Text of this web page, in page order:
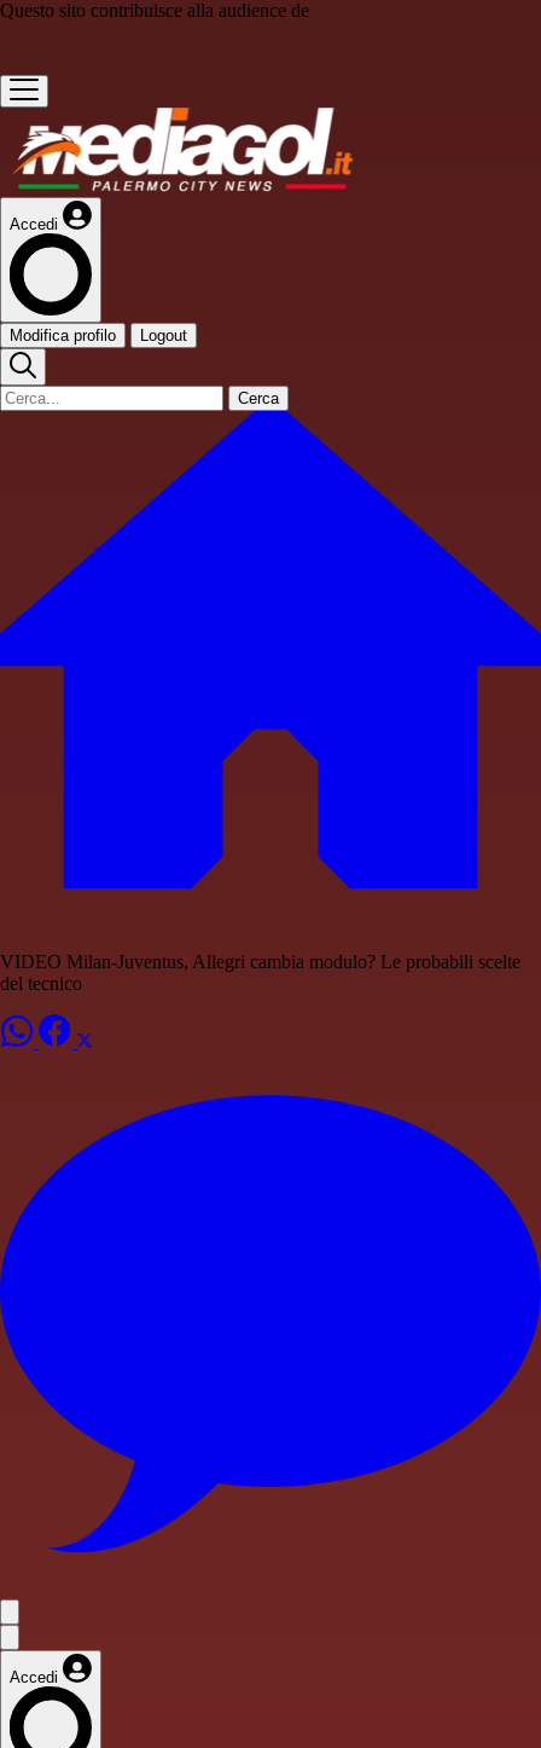
Questo sito contribuisce alla audience de
Accedi
Modifica profilo Logout
Cerca
VIDEO Milan-Juventus, Allegri cambia modulo? Le probabili scelte
del tecnico
Accedi